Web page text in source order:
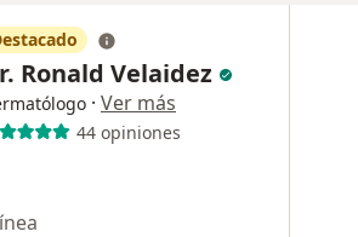
Ronald Velaidez
· Ver más
44 opiniones